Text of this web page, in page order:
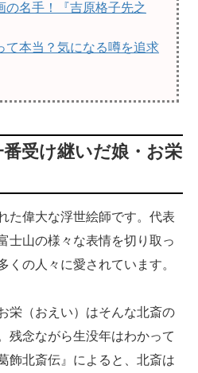
の名手！『吉原格子先之
て本当？気になる噂を追求
受け継いだ娘・お栄
た偉大な浮世絵師です。代表
士山の様々な表情を切り取っ
くの人々に愛されています。
栄（おえい）はそんな北斎の
残念ながら生没年はわかって
飾北斎伝』によると、北斎は